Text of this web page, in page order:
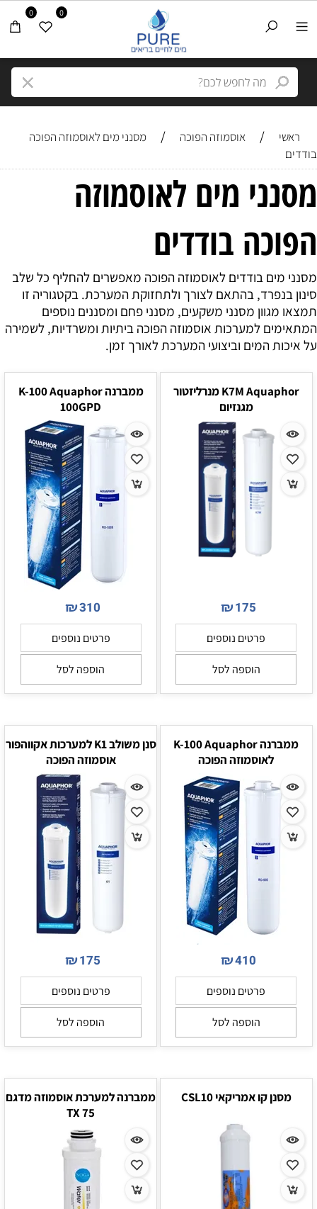
0 0
ראשי / אוסמוזה הפוכה /
מסנני מים לאוסמוזה הפוכה
בודדים
מסנני מים לאוסמוזה
הפוכה בודדים
מסנני מים בודדים לאוסמוזה הפוכה מאפשרים להחליף כל שלב
סינון בנפרד, בהתאם לצורך ולתחזוקת המערכת. בקטגוריה זו
תמצאו מגוון מסנני משקעים, מסנני פחם ומסננים נוספים
המתאימים למערכות אוסמוזה הפוכה ביתיות ומשרדיות, לשמירה
על איכות המים וביצועי המערכת לאורך זמן.
K7M Aquaphor מנרליזטור
מגנזיום
₪175
פרטים נוספים
הוספה לסל
ממברנה K-100 Aquaphor
100GPD
₪310
פרטים נוספים
הוספה לסל
ממברנה K-100 Aquaphor
לאוסמוזה הפוכה
₪410
פרטים נוספים
הוספה לסל
סנן משולב K1 למערכות אקווהפור
אוסמוזה הפוכה
₪175
פרטים נוספים
הוספה לסל
מסנן קו אמריקאי CSL10
ממברנה למערכת אוסמוזה מדגם
TX 75